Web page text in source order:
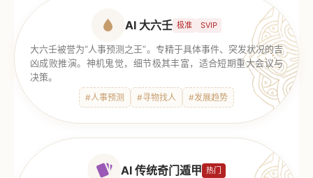
AI 大六壬 极准 SVIP
大六壬被誉为“人事预测之王”。专精于具体事件、突发状况的吉
凶成败推演。神机鬼觉，细节极其丰富，适合短期重大会议与
决策。
#人事预测 #寻物找人 #发展趋势
AI 传统奇门遁甲 热门